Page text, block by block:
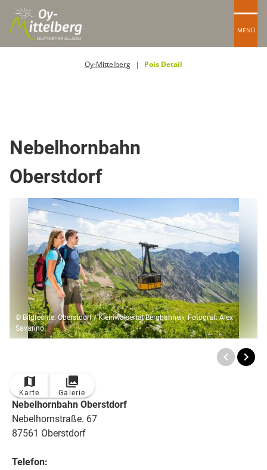
MENÜ
Oy-Mittelberg Pois Detail
Nebelhornbahn
Oberstdorf
© Bildrechte: Oberstdorf / Kleinwalsertal Bergbahnen; Fotograf: Alex
Savarino
Karte Galerie
Nebelhornbahn Oberstdorf
Nebelhornstraße. 67
87561 Oberstdorf
Telefon: